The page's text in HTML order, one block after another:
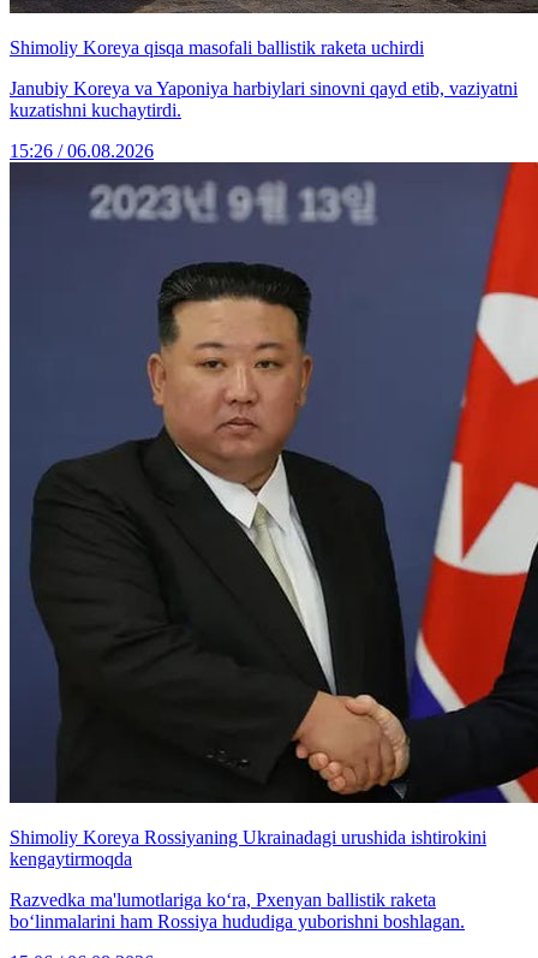
Shimoliy Koreya qisqa masofali ballistik raketa uchirdi
Janubiy Koreya va Yaponiya harbiylari sinovni qayd etib, vaziyatni
kuzatishni kuchaytirdi.
15:26 / 06.08.2026
Shimoliy Koreya Rossiyaning Ukrainadagi urushida ishtirokini
kengaytirmoqda
Razvedka ma'lumotlariga ko‘ra, Pxenyan ballistik raketa
bo‘linmalarini ham Rossiya hududiga yuborishni boshlagan.